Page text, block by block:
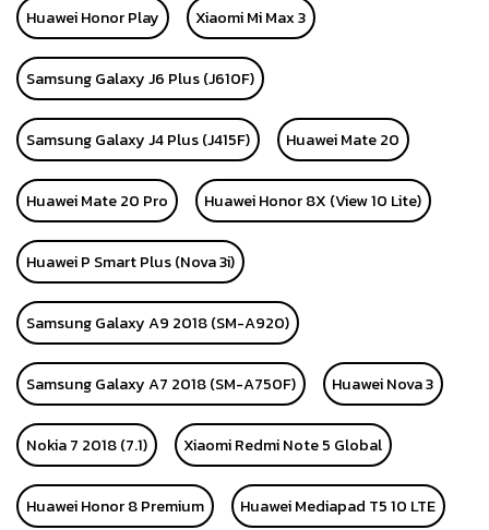
Huawei Honor Play Xiaomi Mi Max 3
Samsung Galaxy J6 Plus (J610F)
Samsung Galaxy J4 Plus (J415F) Huawei Mate 20
Huawei Mate 20 Pro Huawei Honor 8X (View 10 Lite)
Huawei P Smart Plus (Nova 3i)
Samsung Galaxy A9 2018 (SM-A920)
Samsung Galaxy A7 2018 (SM-A750F) Huawei Nova 3
Nokia 7 2018 (7.1) Xiaomi Redmi Note 5 Global
Huawei Honor 8 Premium Huawei Mediapad T5 10 LTE